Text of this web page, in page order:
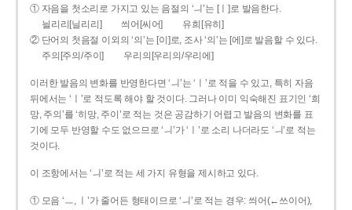
① 자음을 첫소리로 가지고 있는 음절의 ‘ㅢ’는 [ㅣ]로 발음한다.
늴리리[닐리리]
씌어[씨어]
유희[유히]
② 단어의 첫음절 이외의 ‘의’는 [이]로, 조사 ‘의’는 [에]로 발음할 수 있다.
주의[주의/주이]
우리의[우리의/우리에]
이러한 발음의 변화를 반영한다면 ‘ㅢ’는 ‘ㅣ’로 적을 수 있고, 특히 자음
뒤에서는 ‘ㅣ’로 적도록 해야 할 것이다. 그러나 이미 익숙해진 표기인 ‘희
망, 주의’를 ‘히망, 주이’로 적는 것은 공감하기 어렵고 발음의 변화를 표
기에 모두 반영할 수도 없으므로 ‘ㅢ’가 ‘ㅣ’로 소리 나더라도 ‘ㅢ’로 적는
것이다.
이 조항에서는 ‘ㅢ’로 적는 세 가지 유형을 제시하고 있다.
① 모음 ‘ㅡ, ㅣ’가 줄어든 형태이므로 ‘ㅢ’로 적는 경우: 씌어(←쓰이어),